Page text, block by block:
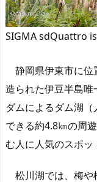
SIGMA sdQuattro
静岡県伊東市に位
造られた伊豆半島
ダムによるダム湖
できる約4.8㎞の周
む人に人気のスポッ
松川湖では、梅や